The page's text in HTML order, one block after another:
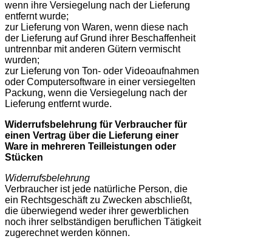
wenn ihre Versiegelung nach der Lieferung
entfernt wurde;
zur Lieferung von Waren, wenn diese nach
der Lieferung auf Grund ihrer Beschaffenheit
untrennbar mit anderen Gütern vermischt
wurden;
zur Lieferung von Ton- oder Videoaufnahmen
oder Computersoftware in einer versiegelten
Packung, wenn die Versiegelung nach der
Lieferung entfernt wurde.
Widerrufsbelehrung für Verbraucher für
einen Vertrag über die Lieferung einer
Ware in mehreren Teilleistungen oder
Stücken
Widerrufsbelehrung
Verbraucher ist jede natürliche Person, die
ein Rechtsgeschäft zu Zwecken abschließt,
die überwiegend weder ihrer gewerblichen
noch ihrer selbständigen beruflichen Tätigkeit
zugerechnet werden können.